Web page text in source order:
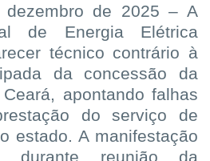
dezembro de 2025 – A
de Energia Elétrica
técnico contrário à
da concessão da
apontando falhas
do serviço de
estado. A manifestação
durante reunião da